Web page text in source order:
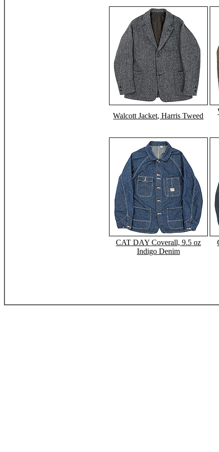
Walcott Jacket, Harris Tweed
CAT DAY Coverall, 9.5 oz
Indigo Denim